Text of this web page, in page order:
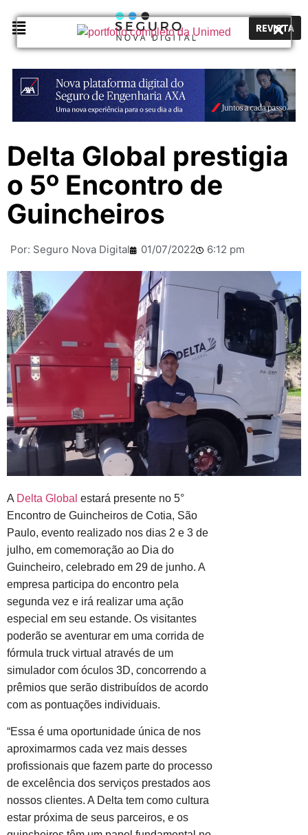
REVISTA
Delta Global prestigia
o 5º Encontro de
Guincheiros
Por: Seguro Nova Digital 01/07/2022 6:12 pm
A Delta Global estará presente no 5°
Encontro de Guincheiros de Cotia, São
Paulo, evento realizado nos dias 2 e 3 de
julho, em comemoração ao Dia do
Guincheiro, celebrado em 29 de junho. A
empresa participa do encontro pela
segunda vez e irá realizar uma ação
especial em seu estande. Os visitantes
poderão se aventurar em uma corrida de
fórmula truck virtual através de um
simulador com óculos 3D, concorrendo a
prêmios que serão distribuídos de acordo
com as pontuações individuais.
“Essa é uma oportunidade única de nos
aproximarmos cada vez mais desses
profissionais que fazem parte do processo
de excelência dos serviços prestados aos
nossos clientes. A Delta tem como cultura
estar próxima de seus parceiros, e os